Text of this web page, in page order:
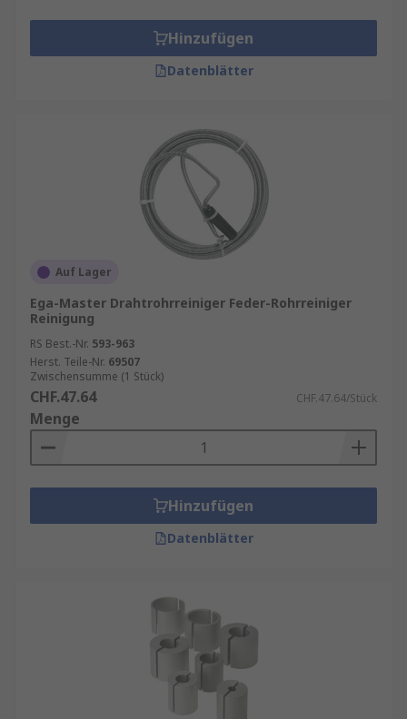
Hinzufügen
Datenblätter
Auf Lager
Ega-Master Drahtrohrreiniger Feder-Rohrreiniger
Reinigung
RS Best.-Nr. 593-963
Herst. Teile-Nr. 69507
Zwischensumme (1 Stück)
CHF.47.64 CHF.47.64/Stück
Menge
Hinzufügen
Datenblätter